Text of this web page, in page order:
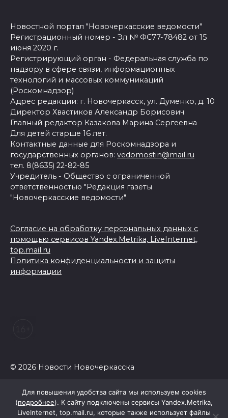
Новостной портал "Новочеркасские ведомости"
Регистрационный номер - Эл № ФС77-78482 от 15
июня 2020 г.
Регистрирующий орган - Федеральная служба по
надзору в сфере связи, информационных
технологий и массовых коммуникаций
(Роскомнадзор)
Адрес редакции: г. Новочеркасск, ул. Думенко, д. 10
Директор Хвастиков Александр Борисович
Главный редактор Казакова Марина Сергеевна
Для детей старше 16 лет.
Контактные данные для Роскомнадзора и
государственных органов: vedomostin@mail.ru
тел. 8(8635) 22-82-85
Учредитель - Общество с ограниченной
ответственностью "Редакция газеты
"Новочеркасские ведомости"
Согласие на обработку персональных данных с
помощью сервисов Yandex.Metrika, LiveInternet,
top.mail.ru
Политика конфиденциальности и защиты
информации
© 2026 Новости Новочеркасска
Для повышения удобства сайта мы используем cookies
(подробнее). К сайту подключены сервисы Yandex.Metrika,
LiveInternet, top.mail.ru, которые также использует файлы